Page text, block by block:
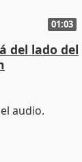
01:03
del lado del